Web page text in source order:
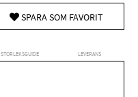
SPARA SOM FAVORIT
STORLEKSGUIDE LEVERANS